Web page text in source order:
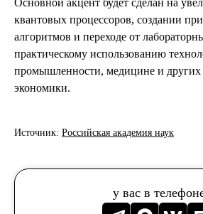
квантовых процессоров, создании
алгоритмов и переходе от
практическому использованию
промышленности, медицине и других
экономики.
Источник: Российская академия наук
у вас в